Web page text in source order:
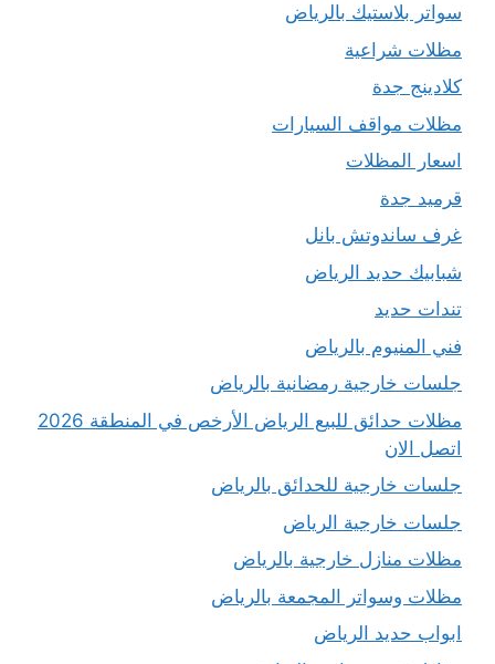
سواتر بلاستيك بالرياض
مظلات شراعية
كلادينج جدة
مظلات مواقف السيارات
اسعار المظلات
قرميد جدة
غرف ساندوتش بانل
شبابيك حديد الرياض
تندات حديد
فني المنيوم بالرياض
جلسات خارجية رمضانية بالرياض
مظلات حدائق للبيع الرياض الأرخص في المنطقة 2026
اتصل الان
جلسات خارجية للحدائق بالرياض
جلسات خارجية الرياض
مظلات منازل خارجية بالرياض
مظلات وسواتر المجمعة بالرياض
ابواب حديد الرياض